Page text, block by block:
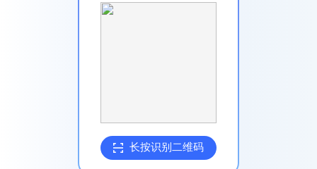
长按识别二维码